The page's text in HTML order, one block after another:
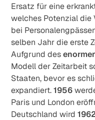
Ersatz für eine
welches Potenzial die
bei
selben Jahr die erste
Aufgrund des
Modell der Zeitarbeit
Staaten, bevor es
expandiert.1956
Paris und London
Deutschland wird